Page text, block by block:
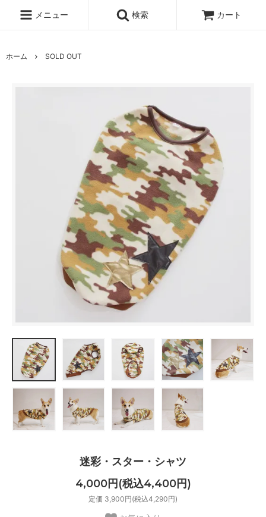
メニュー 検索 カート
ホーム SOLD OUT
迷彩・スター・シャツ
4,000円(税込4,400円)
定価 3,900円(税込4,290円)